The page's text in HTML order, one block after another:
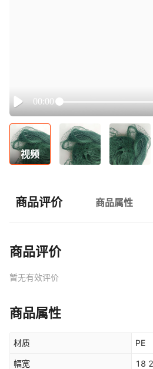
Play
00:00
视频
商品评价 商品属性
商品评价
暂无有效评价
商品属性
材质 PE
幅宽 18